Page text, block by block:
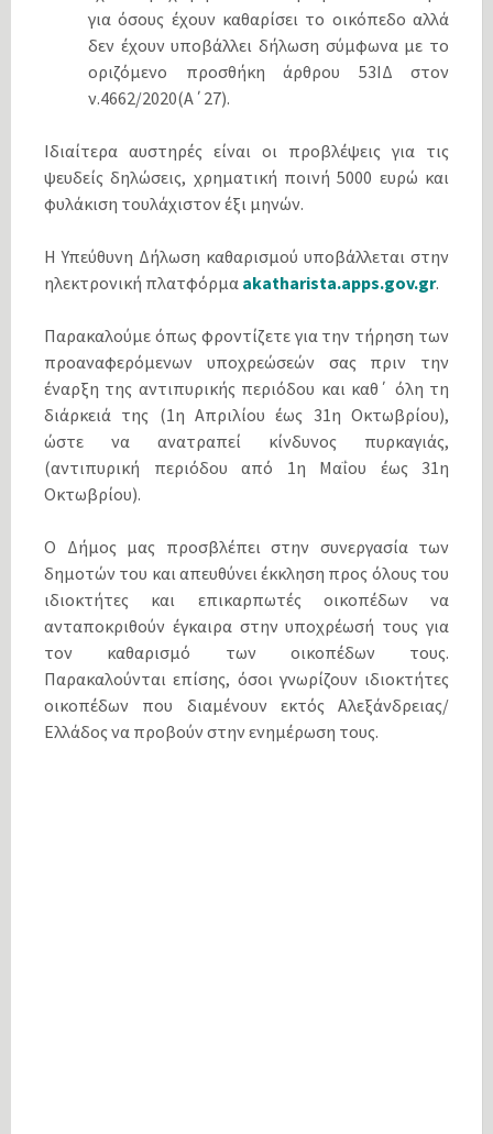
για όσους έχουν καθαρίσει το οικόπεδο αλλά
δεν έχουν υποβάλλει δήλωση σύμφωνα με το
οριζόμενο προσθήκη άρθρου 53ΙΔ στον
ν.4662/2020(Α΄27).
Ιδιαίτερα αυστηρές είναι οι προβλέψεις για τις
ψευδείς δηλώσεις, χρηματική ποινή 5000 ευρώ και
φυλάκιση τουλάχιστον έξι μηνών.
Η Υπεύθυνη Δήλωση καθαρισμού υποβάλλεται στην
ηλεκτρονική πλατφόρμα akatharista.apps.gov.gr.
Παρακαλούμε όπως φροντίζετε για την τήρηση των
προαναφερόμενων υποχρεώσεών σας πριν την
έναρξη της αντιπυρικής περιόδου και καθ΄ όλη τη
διάρκειά της (1η Απριλίου έως 31η Οκτωβρίου),
ώστε να ανατραπεί κίνδυνος πυρκαγιάς,
(αντιπυρική περιόδου από 1η Μαΐου έως 31η
Οκτωβρίου).
Ο Δήμος μας προσβλέπει στην συνεργασία των
δημοτών του και απευθύνει έκκληση προς όλους του
ιδιοκτήτες και επικαρπωτές οικοπέδων να
ανταποκριθούν έγκαιρα στην υποχρέωσή τους για
τον καθαρισμό των οικοπέδων τους.
Παρακαλούνται επίσης, όσοι γνωρίζουν ιδιοκτήτες
οικοπέδων που διαμένουν εκτός Αλεξάνδρειας/
Ελλάδος να προβούν στην ενημέρωση τους.